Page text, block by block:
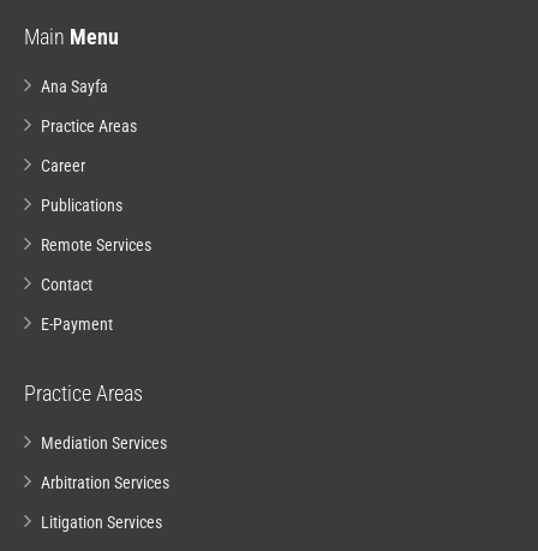
Main Menu
Ana Sayfa
Practice Areas
Career
Publications
Remote Services
Contact
E-Payment
Practice Areas
Mediation Services
Arbitration Services
Litigation Services